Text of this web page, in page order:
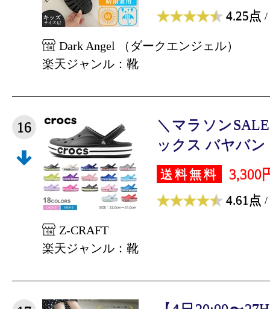
4.25点 /
Dark Angel （ダークエンジェル）
楽天ジャンル：靴
16
＼マラソン
ックス バヤバン
送料無料 3,300
4.61点 /
Z-CRAFT
楽天ジャンル：靴